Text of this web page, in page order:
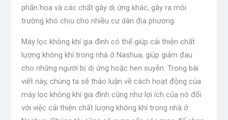
phấn hoa và các chất gây dị ứng khác, gây ra môi
trường khó chịu cho nhiều cư dân địa phương.
Máy lọc không khí gia đình có thể giúp cải thiện chất
lượng không khí trong nhà ở Nashua, giúp giảm đau
cho những người bị dị ứng hoặc hen suyễn. Trong bài
viết này, chúng ta sẽ thảo luận về cách hoạt động của
máy lọc không khí gia đình cũng như lợi ích của nó đối
với việc cải thiện chất lượng không khí trong nhà ở